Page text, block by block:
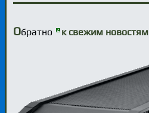
Обратно к свежим новостям